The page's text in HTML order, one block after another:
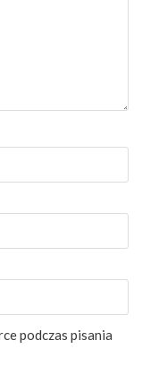
podczas pisania